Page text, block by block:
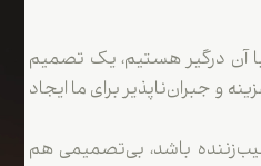
آن درگیر هستیم، یک تصمیم
و جبران‌ناپذیر برای ما ایجاد
باشد، بی‌تصمیمی هم